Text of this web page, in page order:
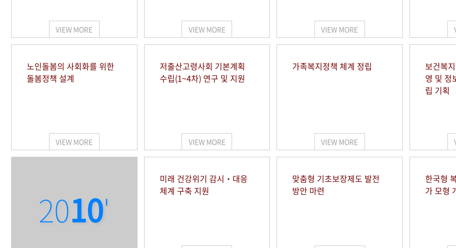
VIEW MORE VIEW MORE VIEW MORE
노인돌봄의 사회화를 위한
돌봄정책 설계
VIEW MORE
저출산고령사회 기본계획
수립(1~4차) 연구 및 지원
VIEW MORE
가족복지정책 체계 정립
VIEW MORE
보건복
영 및 정
립 기획
2010'
미래 건강위기 감시‧대응
체계 구축 지원
맞춤형 기초보장제도 발전
방안 마련
한국형
가 모형